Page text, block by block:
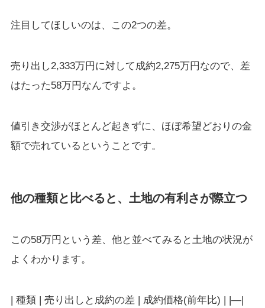
注目してほしいのは、この2つの差。
売り出し2,333万円に対して成約2,275万円なので、差
はたった58万円なんですよ。
値引き交渉がほとんど起きずに、ほぼ希望どおりの金
額で売れているということです。
他の種類と比べると、土地の有利さが際立つ
この58万円という差、他と並べてみると土地の状況が
よくわかります。
| 種類 | 売り出しと成約の差 | 成約価格(前年比) | |—|